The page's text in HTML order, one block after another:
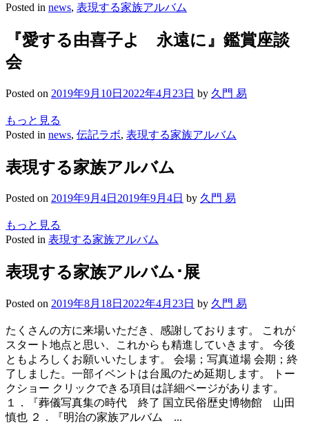
Posted in news, 表現する家族アルバム
『愛する由喜子よ 永遠に』鑑賞座談
会
Posted on 2019年9月10日 2022年4月23日 by 久門 易
もっと見る
Posted in news, 伝記ラボ, 表現する家族アルバム
表現する家族アルバム
Posted on 2019年9月4日 2019年9月4日 by 久門 易
もっと見る
Posted in 表現する家族アルバム
表現する家族アルバム･展
Posted on 2019年8月18日 2022年4月23日 by 久門 易
たくさんの方に来場いただき、感謝しております。 これが
スタート地点と思い、これからも精進していきます。 今後
ともよろしくお願いいたします。 会場；写真道場 会期；終
了しました。一部イベントは台風のため延期します。 トー
クショー クリックできる項目は詳細ページがあります。
１．『葬儀写真集の時代 終了 国立民俗歴史博物館 山田
慎也 ２．『明治の家族アルバム ...